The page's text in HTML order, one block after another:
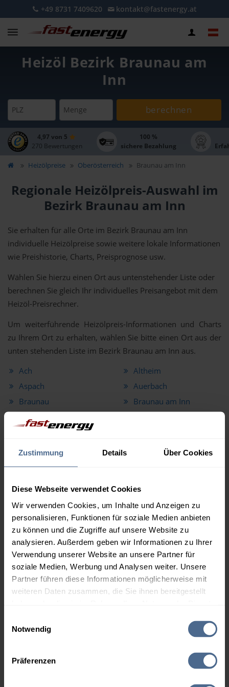
Zustimmung Details Über Cookies
Diese Webseite verwendet Cookies
Wir verwenden Cookies, um Inhalte und Anzeigen zu
personalisieren, Funktionen für soziale Medien anbieten
zu können und die Zugriffe auf unsere Website zu
analysieren. Außerdem geben wir Informationen zu Ihrer
Verwendung unserer Website an unsere Partner für
soziale Medien, Werbung und Analysen weiter. Unsere
Partner führen diese Informationen möglicherweise mit
weiteren Daten zusammen, die Sie ihnen bereitgestellt
Notwendig
Präferenzen
+49 8731 7409620 kontakt@fastenergy.at
Heizöl Bezirk Braunau am
Inn
PLZ Menge berechnen
4,97 von 5
270 Bewertungen
100 %
sichere Bezahlung
Heizölpreise Oberösterreich Braunau am Inn
Regionale Heizölpreis-Auswahl im
Bezirk Braunau am Inn
Sie erhalten für alle Orte im Bezirk Braunau am Inn
individuelle Heizölpreise sowie weitere lokale Informationen
wie Preishistorie, Charts, Preisprognose usw.
Wählen Sie hierzu einen Ort aus untenstehender Liste oder
berechnen Sie gleich Ihr individuelles Preisangebot mit dem
Heizöl-Preisrechner.
Um weiterführende Heizölpreis-Informationen und Charts
zu Ihrem Ort zu erhalten, wählen Sie bitte einen Ort aus der
unten stehenden Liste im Bezirk Braunau am Inn aus.
Ach
Altheim
Aspach
Auerbach
Braunau
Braunau am Inn
Burgkirchen
Feldkirchen bei Mattighofen
Friedburg
Geretsberg
Jeging
Kirchberg bei Mattighofen
Lochen
Maria Schmolln
Mining
Moosbach
Moosdorf
Munderfing
Neukirchen an der Enknach
Ostermiething
Pfaffstätt
Schneegattern
Schwand im Innkreis
St. Peter am Hart